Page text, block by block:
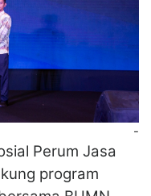
-
Perum Jasa
program